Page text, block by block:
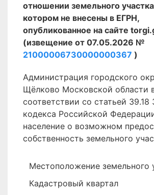
отношении земельного
котором не внесены в ЕГРН,
опубликованное на сайте
(извещение от 07.05.2026 №
21000006730000000367 )
Администрация городского
Щёлково Московской области
соответствии со статьей 39.18
кодекса Российской
население о возможном
собственность земельного
Местоположение земельного
Кадастровый квартал